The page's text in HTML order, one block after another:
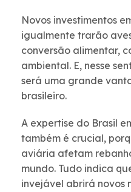
Novos investimentos
igualmente trarão
conversão alimentar,
ambiental. E, nesse
será uma grande
brasileiro.
A expertise do Brasil
também é crucial,
aviária afetam
mundo. Tudo indica
invejável abrirá novos